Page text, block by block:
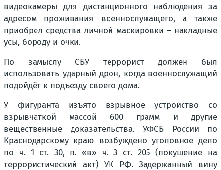
видеокамеры для дистанционного наблюдения за
адресом проживания военнослужащего, а также
приобрел средства личной маскировки – накладные
усы, бороду и очки.
По замыслу СБУ террорист должен был
использовать ударный дрон, когда военнослужащий
подойдёт к подъезду своего дома.
У фигуранта изъято взрывное устройство со
взрывчаткой массой 600 грамм и другие
вещественные доказательства. УФСБ России по
Краснодарскому краю возбуждено уголовное дело
по ч. 1 ст. 30, п. «в» ч. 3 ст. 205 (покушение на
террористический акт) УК РФ. Задержанный вину